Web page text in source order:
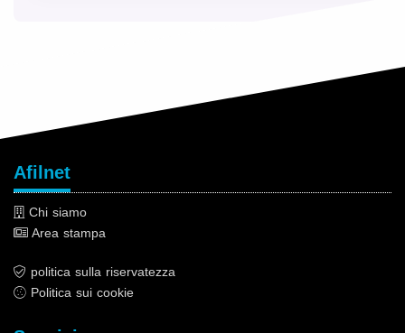
Afilnet
Chi siamo
Area stampa
politica sulla riservatezza
Politica sui cookie